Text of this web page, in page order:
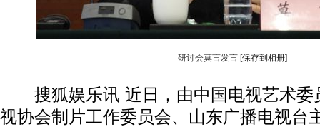
研讨会莫言发言 [保存到相册]
搜狐娱乐讯 近日，由中国电视艺术委
视协会制片工作委员会、山东广播电视台